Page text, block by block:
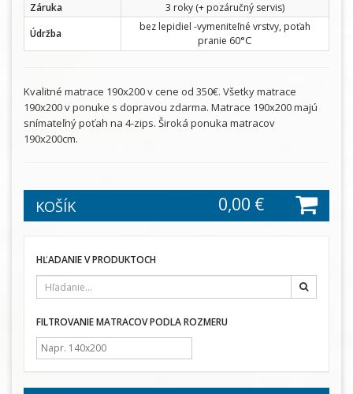
Záruka
3 roky (+ pozáručný servis)
Údržba
bez lepidiel -vymeniteľné vrstvy, poťah
pranie 60°C
Kvalitné matrace 190x200 v cene od 350€. Všetky matrace
190x200 v ponuke s dopravou zdarma. Matrace 190x200 majú
snímateľný poťah na 4-zips. Široká ponuka matracov
190x200cm.
KOŠÍK 0,00 €
HĽADANIE V PRODUKTOCH
FILTROVANIE MATRACOV PODLA ROZMERU